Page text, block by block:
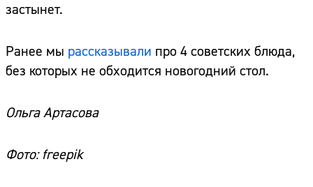
застынет.
Ранее мы рассказывали про 4 советских блюда,
без которых не обходится новогодний стол.
Ольга Артасова
Фото: freepik